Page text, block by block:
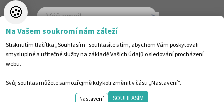
©1998-2026 Centrum vzdělávání AMOS. Vytvořilo ANAWE.
Design by shot.
🍪
Na Vašem soukromí nám záleží
Stisknutím tlačítka „Souhlasím“ souhlasíte s tím, abychom Vám poskytovali
smysluplné a užitečné služby na základě Vašich údajů o sledování procházení
webu.
Svůj souhlas můžete samozřejmě kdykoli změnit v části „Nastavení“.
Nastavení SOUHLASÍM